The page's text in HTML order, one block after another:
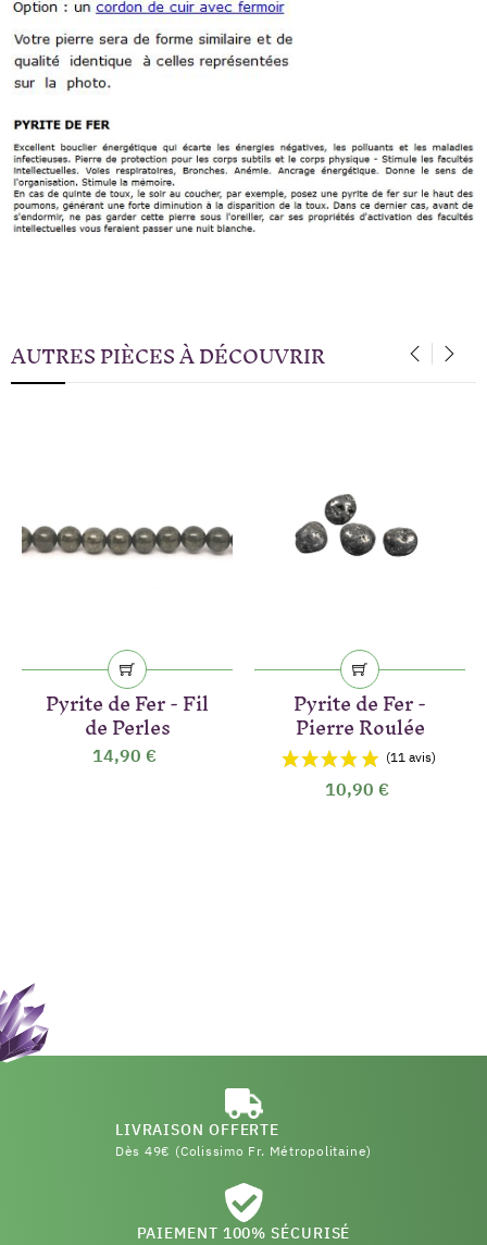
AUTRES PIÈCES À DÉCOUVRIR
Pyrite de Fer - Fil
de Perles
14,90 €
Pyrite de Fer -
Pierre Roulée
10,90 €
LIVRAISON OFFERTE
Dès 49€ (Colissimo Fr. Métropolitaine)
PAIEMENT 100% SÉCURISÉ